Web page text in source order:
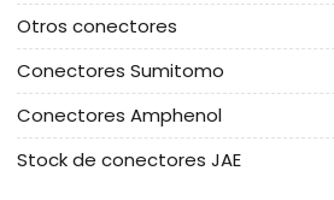
Otros conectores
Conectores Sumitomo
Conectores Amphenol
Stock de conectores JAE